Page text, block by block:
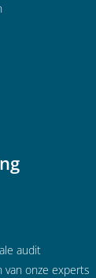
audit
van onze experts